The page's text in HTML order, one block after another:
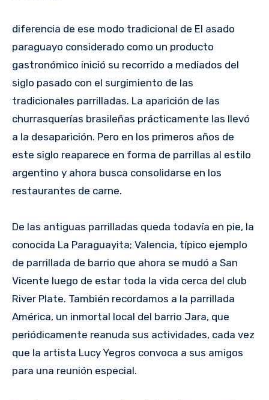
diferencia de ese modo tradicional de El asado
paraguayo considerado como un producto
gastronómico inició su recorrido a mediados del
siglo pasado con el surgimiento de las
tradicionales parrilladas. La aparición de las
churrasquerías brasileñas prácticamente las llevó
a la desaparición. Pero en los primeros años de
este siglo reaparece en forma de parrillas al estilo
argentino y ahora busca consolidarse en los
restaurantes de carne.
De las antiguas parrilladas queda todavía en pie, la
conocida La Paraguayita; Valencia, típico ejemplo
de parrillada de barrio que ahora se mudó a San
Vicente luego de estar toda la vida cerca del club
River Plate. También recordamos a la parrillada
América, un inmortal local del barrio Jara, que
periódicamente reanuda sus actividades, cada vez
que la artista Lucy Yegros convoca a sus amigos
para una reunión especial.